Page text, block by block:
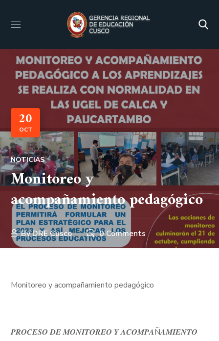
20
OCT
NOTICIAS
Monitoreo y
acompañamiento pedagógico
ByDRE Cusco 0 Comments
Monitoreo y acompañamiento pedagógico
𝑷𝑹𝑶𝑪𝑬𝑺𝑶 𝑫𝑬 𝑴𝑶𝑵𝑰𝑻𝑶𝑹𝑬𝑶 𝒀 𝑨𝑪𝑶𝑴𝑷𝑨Ñ𝑨𝑴𝑰𝑬𝑵𝑻𝑶